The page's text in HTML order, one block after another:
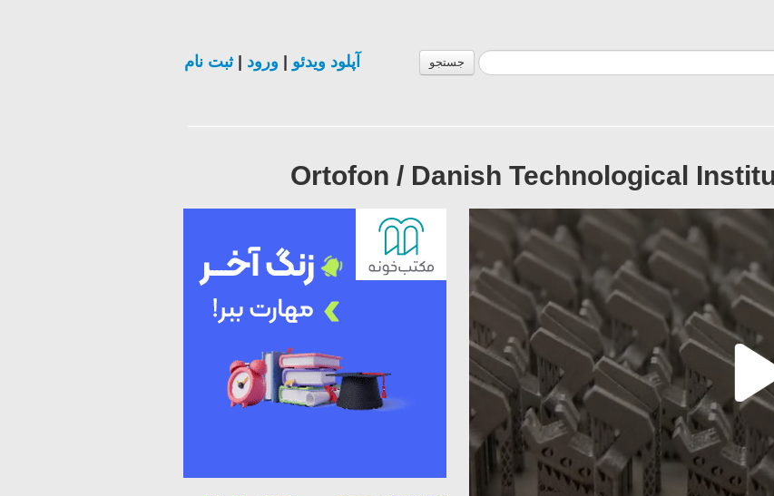
جستجو آپلود ویدئو ورود |ثبت نام
Ortofon / Danish Technological